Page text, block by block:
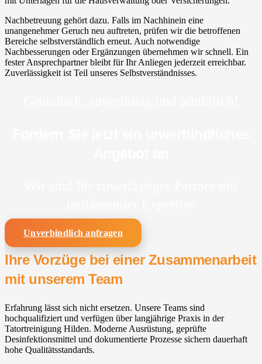
Nachbetreuung gehört dazu. Falls im Nachhinein eine
unangenehmer Geruch neu auftreten, prüfen wir die betroffenen
Bereiche selbstverständlich erneut. Auch notwendige
Nachbesserungen oder Ergänzungen übernehmen wir schnell. Ein
fester Ansprechpartner bleibt für Ihr Anliegen jederzeit erreichbar.
Zuverlässigkeit ist Teil unseres Selbstverständnisses.
Unverbindlich anfragen
Ihre Vorzüge bei einer Zusammenarbeit
mit unserem Team
Erfahrung lässt sich nicht ersetzen. Unsere Teams sind
hochqualifiziert und verfügen über langjährige Praxis in der
Tatortreinigung Hilden. Moderne Ausrüstung, geprüfte
Desinfektionsmittel und dokumentierte Prozesse sichern dauerhaft
hohe Qualitätsstandards.